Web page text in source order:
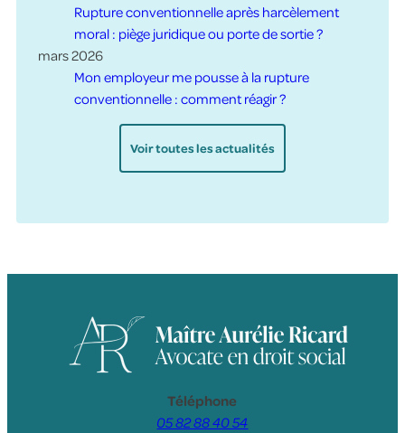
Rupture conventionnelle après harcèlement
moral : piège juridique ou porte de sortie ?
mars 2026
Mon employeur me pousse à la rupture
conventionnelle : comment réagir ?
Voir toutes les actualités
Téléphone
05 82 88 40 54